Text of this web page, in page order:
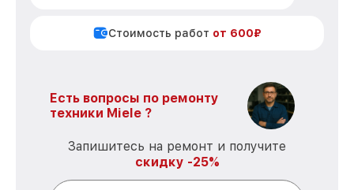
Стоимость работ от 600₽
Есть вопросы по ремонту
техники Miele ?
Запишитесь на ремонт и получите
скидку -25%